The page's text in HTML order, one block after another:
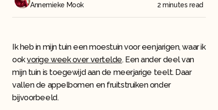
Annemieke Mook
2 minutes read
Ik heb in mijn tuin een moestuin voor eenjarigen, waar ik
ookvorige week over vertelde. Een ander deel van
mijn tuin is toegewijd aan de meerjarige teelt. Daar
vallen de appelbomen en fruitstruiken onder
bijvoorbeeld.